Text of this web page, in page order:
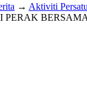
→ Aktiviti
PERAK